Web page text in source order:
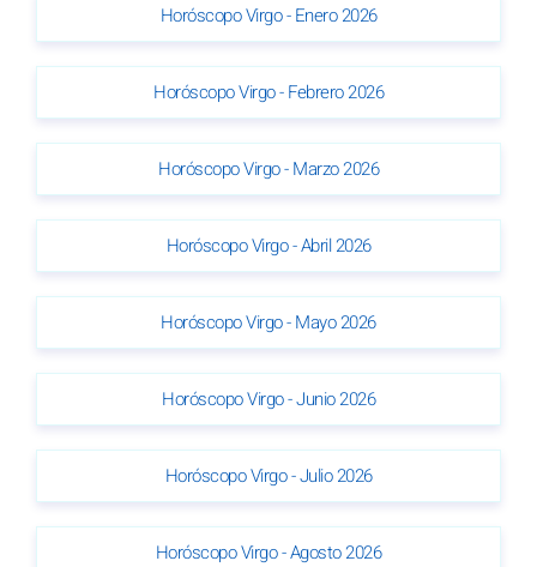
Horóscopo Virgo - Enero 2026
Horóscopo Virgo - Febrero 2026
Horóscopo Virgo - Marzo 2026
Horóscopo Virgo - Abril 2026
Horóscopo Virgo - Mayo 2026
Horóscopo Virgo - Junio 2026
Horóscopo Virgo - Julio 2026
Horóscopo Virgo - Agosto 2026